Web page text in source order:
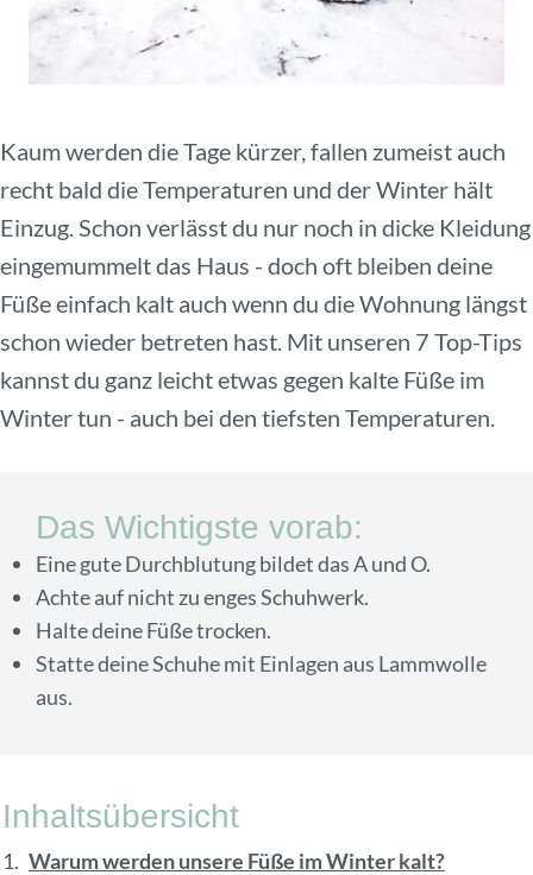
Kaum werden die Tage kürzer, fallen zumeist auch
recht bald die Temperaturen und der Winter hält
Einzug. Schon verlässt du nur noch in dicke Kleidung
eingemummelt das Haus - doch oft bleiben deine
Füße einfach kalt auch wenn du die Wohnung längst
schon wieder betreten hast. Mit unseren 7 Top-Tips
kannst du ganz leicht etwas gegen kalte Füße im
Winter tun - auch bei den tiefsten Temperaturen.
Das Wichtigste vorab:
Eine gute Durchblutung bildet das A und O.
Achte auf nicht zu enges Schuhwerk.
Halte deine Füße trocken.
Statte deine Schuhe mit Einlagen aus Lammwolle
aus.
Inhaltsübersicht
Warum werden unsere Füße im Winter kalt?